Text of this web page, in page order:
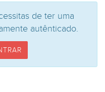
de ter uma
autênticado.